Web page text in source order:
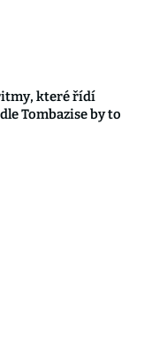
které řídí
Tombazise by to